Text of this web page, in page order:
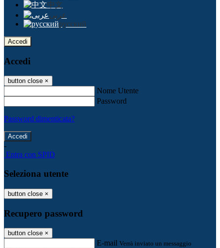
中文
عربى
русский
Accedi
Accedi
button close ×
Nome Utente
Password
Password dimenticata?
-
Entra con SPID
Seleziona utente
button close ×
Recupero password
button close ×
E-mail Verrà inviato un messaggio